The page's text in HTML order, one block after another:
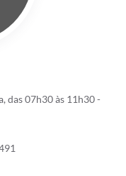
das 07h30 às 11h30 -